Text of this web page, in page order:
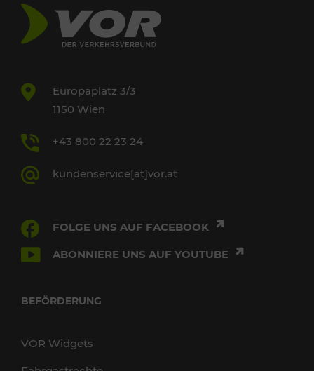
Europaplatz 3/3
1150 Wien
+43 800 22 23 24
kundenservice[at]vor.at
FOLGE UNS AUF FACEBOOK
ABONNIERE UNS AUF YOUTUBE
BEFÖRDERUNG
VOR Widgets